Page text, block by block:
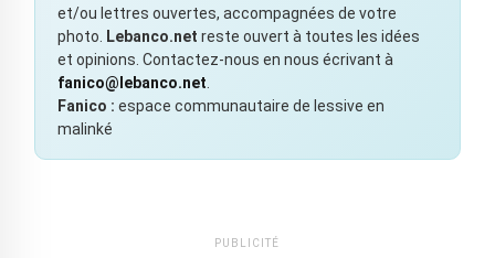
et/ou lettres ouvertes, accompagnées de votre
photo.
Lebanco.net reste ouvert à toutes les idées
et opinions. Contactez-nous en nous écrivant à
fanico@lebanco.net
Fanico : espace communautaire de lessive en
malinké
PUBLICITÉ